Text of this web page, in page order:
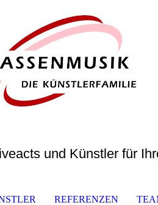
und Künstler für
REFERENZEN